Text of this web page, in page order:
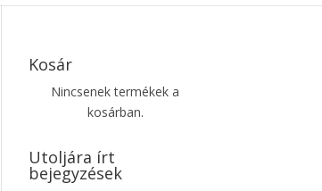
Kosár
Nincsenek termékek a
kosárban.
Utoljára írt
bejegyzések